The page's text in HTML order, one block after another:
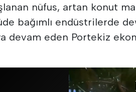
nüfus, artan konut
bağımlı endüstrilerde
devam eden Portekiz